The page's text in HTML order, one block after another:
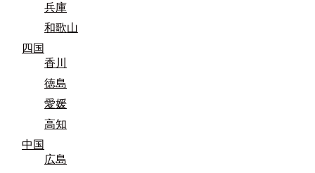
兵庫
和歌山
四国
香川
徳島
愛媛
高知
中国
広島